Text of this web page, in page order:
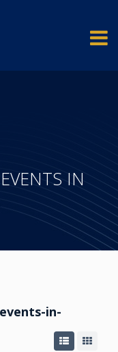
IN
in-